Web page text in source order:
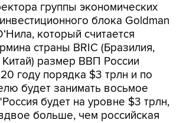
группы экономических
блока Goldman
который считается
страны BRIC (Бразилия,
Китай) размер ВВП России
году порядка $3 трлн и по
будет занимать восьмое
будет на уровне $3 трлн,
больше, чем российская